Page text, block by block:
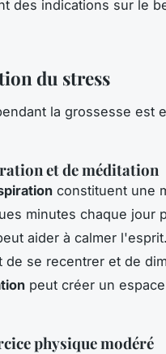
des indications sur le
du stress
la grossesse est
et de méditation
constituent une
minutes chaque jour
aider à calmer
de se recentrer et de
peut créer un
physique modéré